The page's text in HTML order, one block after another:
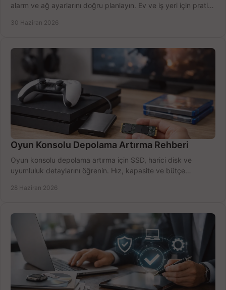
alarm ve ağ ayarlarını doğru planlayın. Ev ve iş yeri için pratik
30 Haziran 2026
Oyun Konsolu Depolama Artırma Rehberi
Oyun konsolu depolama artırma için SSD, harici disk ve
uyumluluk detaylarını öğrenin. Hız, kapasite ve bütçe
28 Haziran 2026